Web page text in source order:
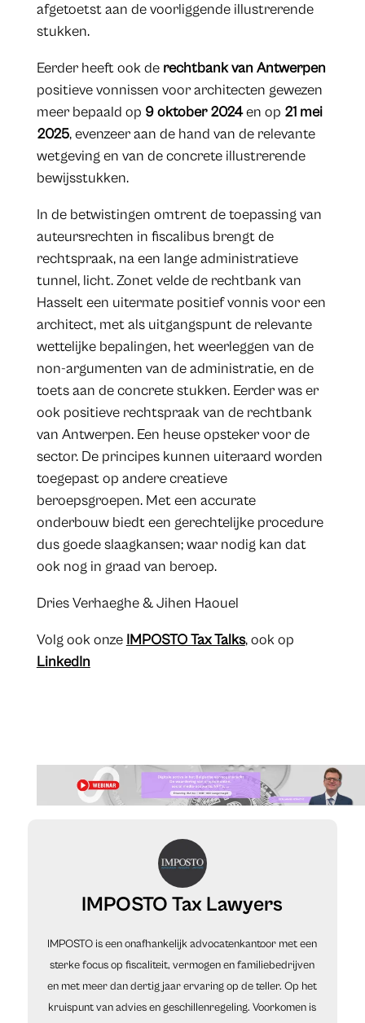
afgetoetst aan de voorliggende illustrerende
stukken.
Eerder heeft ook de rechtbank van Antwerpen
positieve vonnissen voor architecten gewezen
meer bepaald op 9 oktober 2024en op 21 mei
2025, evenzeer aan de hand van de relevante
wetgeving en van de concrete illustrerende
bewijsstukken.
In de betwistingen omtrent de toepassing van
auteursrechten in fiscalibus brengt de
rechtspraak, na een lange administratieve
tunnel, licht. Zonet velde de rechtbank van
Hasselt een uitermate positief vonnis voor een
architect, met als uitgangspunt de relevante
wettelijke bepalingen, het weerleggen van de
non-argumenten van de administratie, en de
toets aan de concrete stukken. Eerder was er
ook positieve rechtspraak van de rechtbank
van Antwerpen. Een heuse opsteker voor de
sector. De principes kunnen uiteraard worden
toegepast op andere creatieve
beroepsgroepen. Met een accurate
onderbouw biedt een gerechtelijke procedure
dus goede slaagkansen; waar nodig kan dat
ook nog in graad van beroep.
​Dries Verhaeghe & Jihen Haouel
Volg ook onze IMPOSTO Tax Talks, ook op
LinkedIn
IMPOSTO Tax Lawyers
IMPOSTO is een onafhankelijk advocatenkantoor met een
sterke focus op fiscaliteit, vermogen en familiebedrijven
en met meer dan dertig jaar ervaring op de teller. Op het
kruispunt van advies en geschillenregeling. Voorkomen is